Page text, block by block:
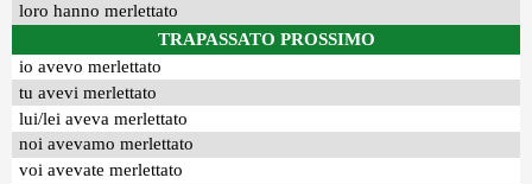
loro hanno merlettato
TRAPASSATO PROSSIMO
io avevo merlettato
tu avevi merlettato
lui/lei aveva merlettato
noi avevamo merlettato
voi avevate merlettato